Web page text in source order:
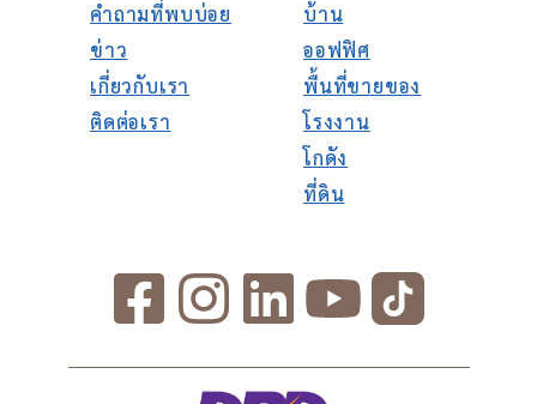
คำถามที่พบบ่อย
ข่าว
เกี่ยวกับเรา
ติดต่อเรา
บ้าน
ออฟฟิศ
พื้นที่ขายของ
โรงงาน
โกดัง
ที่ดิน